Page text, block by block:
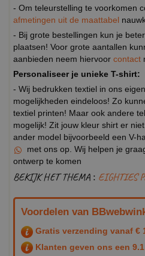
- Om teleurstelling te voorkomen
afmetingen uit de maattabel
- Bij grote bestellingen kun je
plaatsen! Voor grote aantallen
aanbieden neem hiervoor contact
Personaliseer je unieke T-shirt:
- Wij bedrukken textiel in ons
mogelijkheden eindeloos! Zo
textiel printen! Maar ook andere
mogelijk! Zit jouw kleur shirt er
ander model bijvoorbeeld een V-
met ons op. Wij helpen je
ontwerp te komen
BEKIJK HET THEMA : EIGHTIES
Voordelen van
Gratis verzending vanaf €
Klanten geven ons een 9.1